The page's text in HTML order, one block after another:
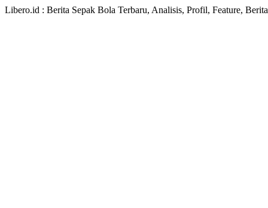
Libero.id : Berita Sepak Bola Terbaru, Analisis, Profil, Feature,